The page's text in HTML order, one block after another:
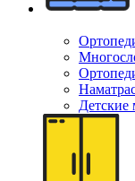
Детские